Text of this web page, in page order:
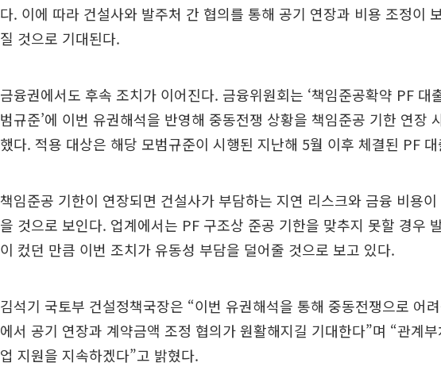
다. 이에 따라 건설사와 발주처 간 협의를 통해 공기 연장과 비용 조정이
질 것으로 기대된다.
금융권에서도 후속 조치가 이어진다. 금융위원회는 ‘책임준공확약 PF 대
범규준’에 이번 유권해석을 반영해 중동전쟁 상황을 책임준공 기한 연장
했다. 적용 대상은 해당 모범규준이 시행된 지난해 5월 이후 체결된 PF
책임준공 기한이 연장되면 건설사가 부담하는 지연 리스크와 금융 비용
을 것으로 보인다. 업계에서는 PF 구조상 준공 기한을 맞추지 못할 경우
이 컸던 만큼 이번 조치가 유동성 부담을 덜어줄 것으로 보고 있다.
김석기 국토부 건설정책국장은 “이번 유권해석을 통해 중동전쟁으로 어
에서 공기 연장과 계약금액 조정 협의가 원활해지길 기대한다”며 “관계
업 지원을 지속하겠다”고 밝혔다.